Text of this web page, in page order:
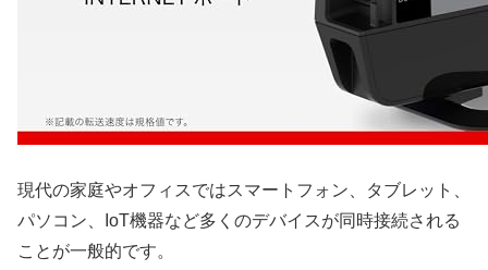
現代の家庭やオフィスではスマートフォン、タブレット、
パソコン、IoT機器など多くのデバイスが同時接続される
ことが一般的です。